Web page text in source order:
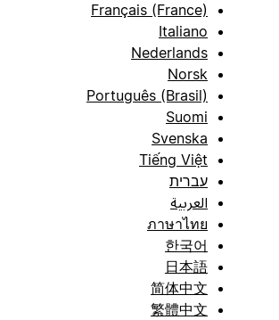
Français (France)
Italiano
Nederlands
Norsk
Português (Brasil)
Suomi
Svenska
Tiếng Việt
עברית
العربية
ภาษาไทย
한국어
日本語
简体中文
繁體中文